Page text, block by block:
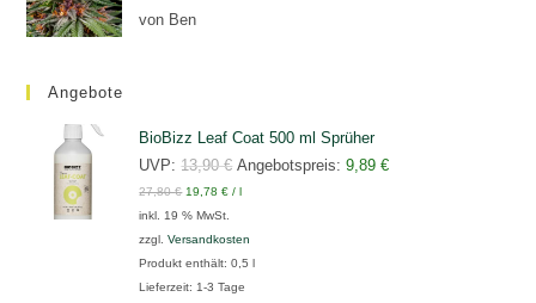
Bewertet
von Ben
Angebote
BioBizz Leaf Coat 500 ml Sprüher
UVP: 13,90€ Ursprünglicher
Preis
13,90 €
Angebotspreis: 9,89€Aktueller
27,80€ 19,78€ /l
inkl. 19 % MwSt.
zzgl.Versandkosten
Produkt enthält: 0,5l
Lieferzeit:1-3 Tage